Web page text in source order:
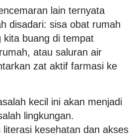
lain ternyata
disadari: sisa obat rumah
buang di tempat
atau saluran air
zat aktif farmasi ke
kecil ini akan menjadi
lingkungan.
kesehatan dan akses